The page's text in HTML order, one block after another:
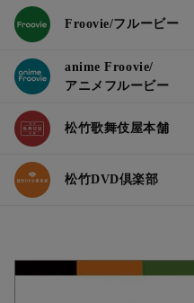
Froovie/フルービー
anime Froovie/
アニメフルービー
松竹歌舞伎屋本舗
松竹DVD倶楽部